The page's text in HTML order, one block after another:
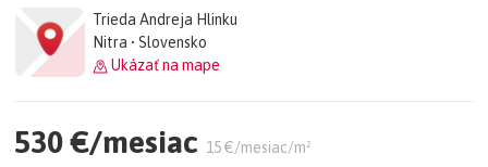
Trieda Andreja Hlinku
Nitra • Slovensko
Ukázať na mape
530 €/mesiac 15 €/mesiac/m²